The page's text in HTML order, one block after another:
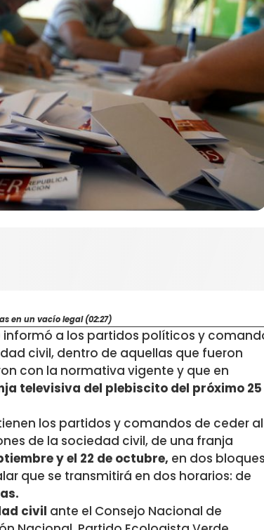
en un vacío legal (02:27)
informó a los partidos políticos y
civil, dentro de aquellas que fueron
con la normativa vigente y que en
televisiva del plebiscito del próximo 25
los partidos y comandos de ceder al
de la sociedad civil, de una franja
y el 22 de octubre, en dos bloques
que se transmitirá en dos horarios: de
civil ante el Consejo Nacional de